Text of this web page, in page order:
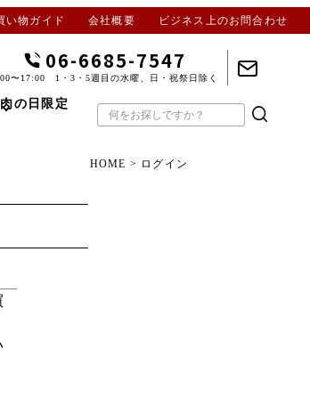
い物ガイド 会社概要 ビジネス上のお問合わせ
06-6685-7547
〜17:00 1・3・5週目の水曜、日・祝祭日除く
肉の日限定
HOME ログイン